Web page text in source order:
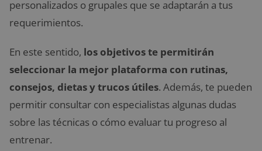
personalizados o grupales que se adaptarán a tus
requerimientos.
En este sentido, los objetivos te permitirán
seleccionar la mejor plataforma con rutinas,
consejos, dietas y trucos útiles. Además, te pueden
permitir consultar con especialistas algunas dudas
sobre las técnicas o cómo evaluar tu progreso al
entrenar.